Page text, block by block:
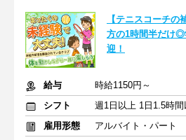
【テニスコーチ
方の1時間半だけ◎
迎！
給与
時給1150円～
シフト
雇用形態
アルバイト・パート